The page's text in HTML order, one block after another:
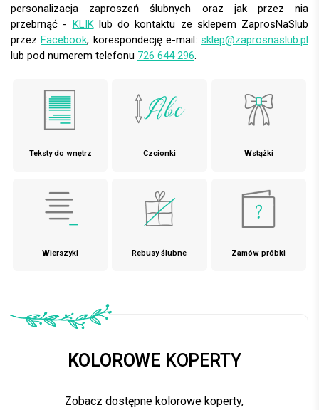
personalizacja zaproszeń ślubnych oraz jak przez nia
przebrnąć - KLIKlub do kontaktu ze sklepem ZaprosNaSlub
przezFacebook, korespondecję e-mail: sklep@zaprosnaslub.pl
lub pod numerem telefonu 726 644 296.
Teksty do wnętrz Czcionki Wstążki
Wierszyki Rebusy ślubne Zamów próbki
KOLOROWE KOPERTY
Zobacz dostępne kolorowe koperty,